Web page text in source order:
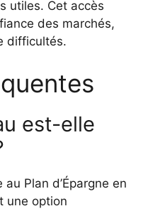
utiles. Cet accès
des marchés,
difficultés.
est-elle
au Plan d’Épargne en
une option